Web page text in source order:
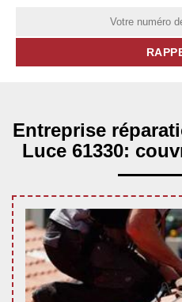
Entreprise
Luce 61330: